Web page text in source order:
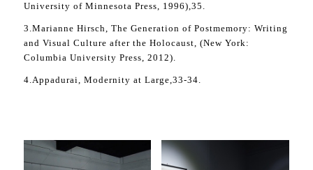
University of Minnesota Press, 1996),35.
3.Marianne Hirsch, The Generation of Postmemory: Writing
and Visual Culture after the Holocaust, (New York:
Columbia University Press, 2012).
4.Appadurai, Modernity at Large,33-34.